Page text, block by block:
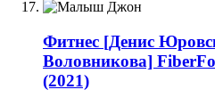
Фитнес [Денис
Воловникова]
(2021)